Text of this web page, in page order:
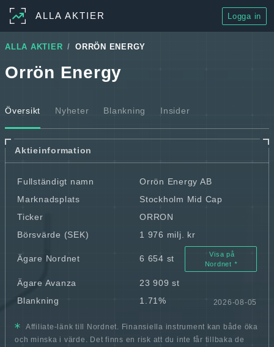
ALLA AKTIER Logga in
ALLA AKTIER ORRÖN ENERGY
Orrön Energy
Översikt Nyheter Blankning Insider
Aktieinformation
Fullständigt namn
Orrön Energy AB
Marknadsplats
Stockholm Mid Cap
Ticker
ORRON
Börsvärde (SEK)
1 976 milj. kr
Ägare Nordnet 6 654 st
Visa på
Nordnet
Ägare Avanza
23 909 st
Blankning
1.71% 2026-08-05
Affiliate-länk till Nordnet. Finansiella instrument kan både öka
och minska i värde. Det finns en risk att du inte får tillbaka de